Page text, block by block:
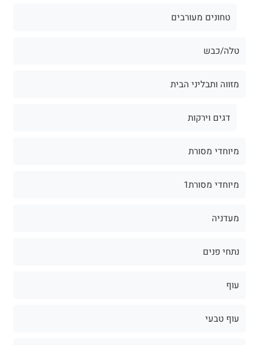
טחונים מעורבים
טלה/כבש
מזווה ותבליני הבית
דגים וירקות
מיוחדי מסורת
מיוחדי מסורת1
מעדניה
נתחי פנים
עוף
עוף טבעי